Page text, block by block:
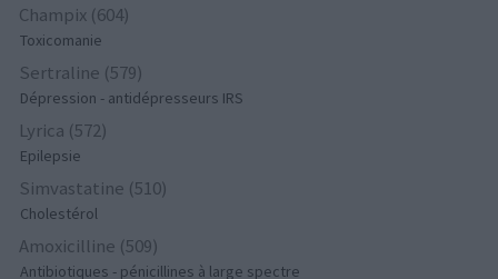
Champix (604)
Toxicomanie
Sertraline (579)
Dépression - antidépresseurs IRS
Lyrica (572)
Epilepsie
Simvastatine (510)
Cholestérol
Amoxicilline (509)
Antibiotiques - pénicillines à large spectre